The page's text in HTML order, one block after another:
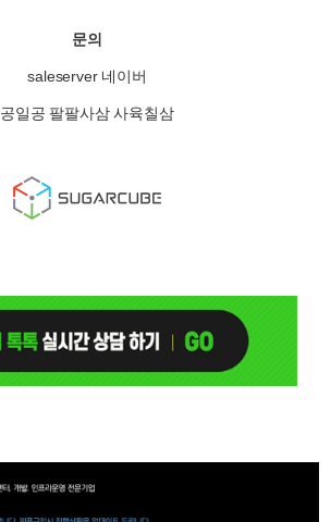
문의
saleserver 네이버
공일공 팔팔사삼 사육칠삼